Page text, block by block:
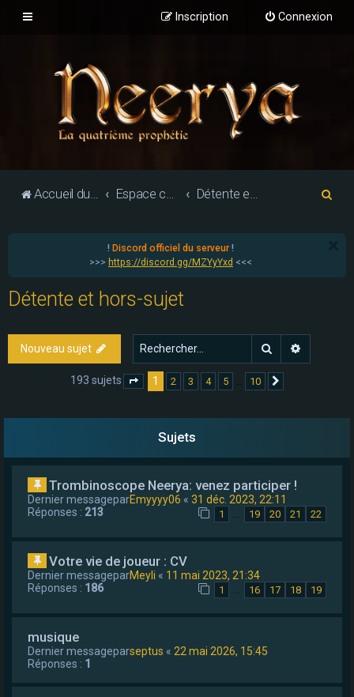
Connexion
Inscription
Accueil du forum Espace communautaire Détente et hors-sujet
! Discord officiel du serveur!
>>> https://discord.gg/MZYyYxd <<<
Détente et hors-sujet
Nouveau sujet Rechercher
193 sujets Page sur10
1 2 3 4 5 … 10
Sujets
Trombinoscope Neerya: venez participer !
Dernier messageparEmyyyy06 « 31 déc. 2023, 22:11
Réponses : 213 1 … 19 20 21 22
Votre vie de joueur : CV
Dernier messageparMeyli « 11 mai 2023, 21:34
Réponses : 186 1 … 16 17 18 19
musique
Dernier messageparseptus « 22 mai 2026, 15:45
Réponses : 1